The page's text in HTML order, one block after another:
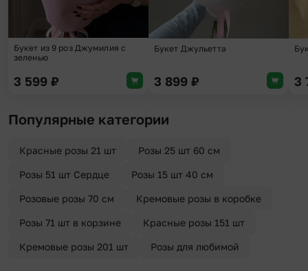
Букет из 9 роз Джумилия с
зеленью
3 599 ₽
Букет Джульетта
3 899 ₽ 3
Популярные категории
Красные розы 21 шт Розы 25 шт 60 см
Розы 51 шт Сердце Розы 15 шт 40 см
Розовые розы 70 см Кремовые розы в коробке
Розы 71 шт в корзине Красные розы 151 шт
Кремовые розы 201 шт Розы для любимой